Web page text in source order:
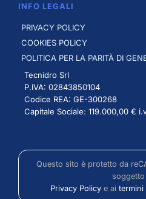
INFO LEGALI
PRIVACY POLICY
COOKIES POLICY
POLITICA PER LA PARITÀ DI
Tecnidro Srl
P.IVA: 02843850104
Codice REA: GE-300268
Capitale Sociale: 119.000,00 €
Questo sito è protetto da
soggetto
Privacy Policye ai termini